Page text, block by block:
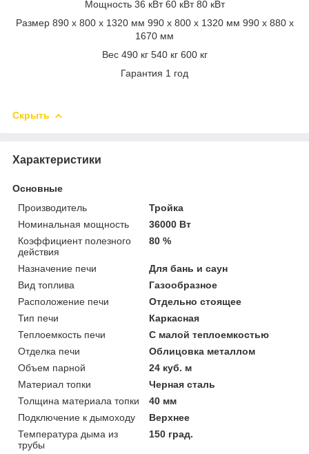
Мощность 36 кВт 60 кВт 80 кВт
Размер 890 х 800 х 1320 мм 990 х 800 х 1320 мм 990 х 880 х
1670 мм
Вес 490 кг 540 кг 600 кг
Гарантия 1 год
Скрыть
Характеристики
Основные
Производитель
Тройка
Номинальная мощность
36000 Вт
Коэффициент полезного
действия
80 %
Назначение печи
Для бань и саун
Вид топлива
Газообразное
Расположение печи
Отдельно стоящее
Тип печи
Каркасная
Теплоемкость печи
С малой теплоемкостью
Отделка печи
Облицовка металлом
Объем парной
24 куб. м
Материал топки
Черная сталь
Толщина материала топки
40 мм
Подключение к дымоходу
Верхнее
Температура дыма из
трубы
150 град.